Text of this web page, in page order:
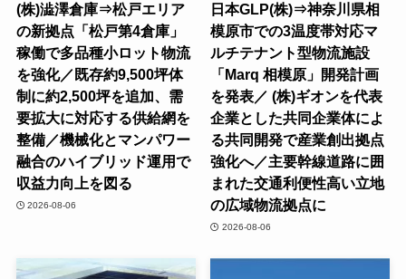
(株)澁澤倉庫⇒松戸エリア
の新拠点「松戸第4倉庫」
稼働で多品種小ロット物流
を強化／既存約9,500坪体
制に約2,500坪を追加、需
要拡大に対応する供給網を
整備／機械化とマンパワー
融合のハイブリッド運用で
収益力向上を図る
2026-08-06
日本GLP(株)⇒神奈川県相
模原市での3温度帯対応マ
ルチテナント型物流施設
「Marq 相模原」開発計画
を発表／ (株)ギオンを代表
企業とした共同企業体によ
る共同開発で産業創出拠点
強化へ／主要幹線道路に囲
まれた交通利便性高い立地
の広域物流拠点に
2026-08-06